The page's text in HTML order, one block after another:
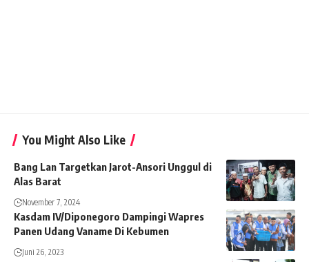
You Might Also Like
Bang Lan Targetkan Jarot-Ansori Unggul di
Alas Barat
November 7, 2024
Kasdam IV/Diponegoro Dampingi Wapres
Panen Udang Vaname Di Kebumen
Juni 26, 2023